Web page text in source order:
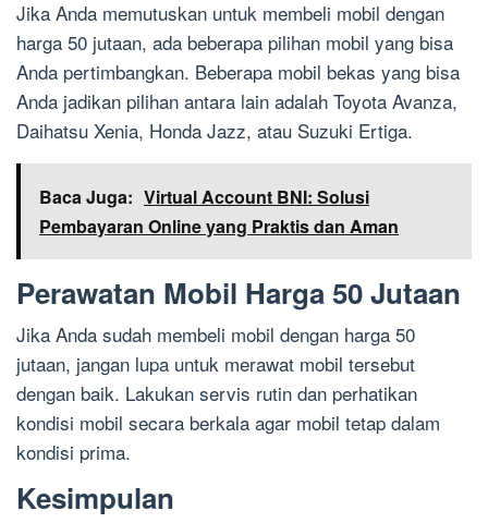
Jika Anda memutuskan untuk membeli mobil dengan
harga 50 jutaan, ada beberapa pilihan mobil yang bisa
Anda pertimbangkan. Beberapa mobil bekas yang bisa
Anda jadikan pilihan antara lain adalah Toyota Avanza,
Daihatsu Xenia, Honda Jazz, atau Suzuki Ertiga.
Baca Juga: Virtual Account BNI: Solusi
Pembayaran Online yang Praktis dan Aman
Perawatan Mobil Harga 50 Jutaan
Jika Anda sudah membeli mobil dengan harga 50
jutaan, jangan lupa untuk merawat mobil tersebut
dengan baik. Lakukan servis rutin dan perhatikan
kondisi mobil secara berkala agar mobil tetap dalam
kondisi prima.
Kesimpulan